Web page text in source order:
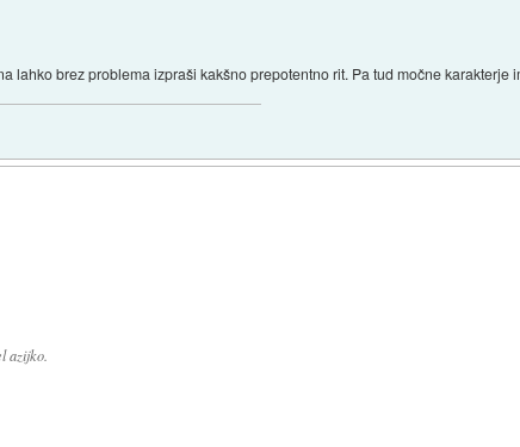
lahko brez problema izpraši kakšno prepotentno rit. Pa tud močne karakterje
azijko.